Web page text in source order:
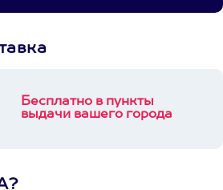
Бесплатно в пункты
выдачи вашего города